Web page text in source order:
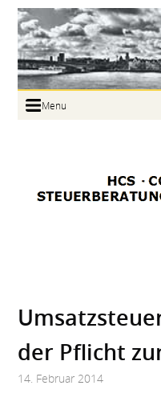
Menu
Links
der Pflicht
14. Februar 2014